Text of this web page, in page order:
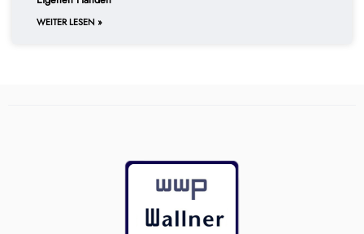
WEITER LESEN »